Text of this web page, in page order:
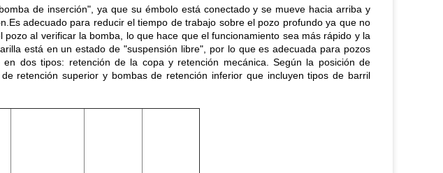
de inserción", ya que su émbolo está conectado y se mueve hacia arriba y
adecuado para reducir el tiempo de trabajo sobre el pozo profundo ya que no
al verificar la bomba, lo que hace que el funcionamiento sea más rápido y la
está en un estado de "suspensión libre", por lo que es adecuada para pozos
dos tipos: retención de la copa y retención mecánica. Según la posición de
retención superior y bombas de retención inferior que incluyen tipos de barril